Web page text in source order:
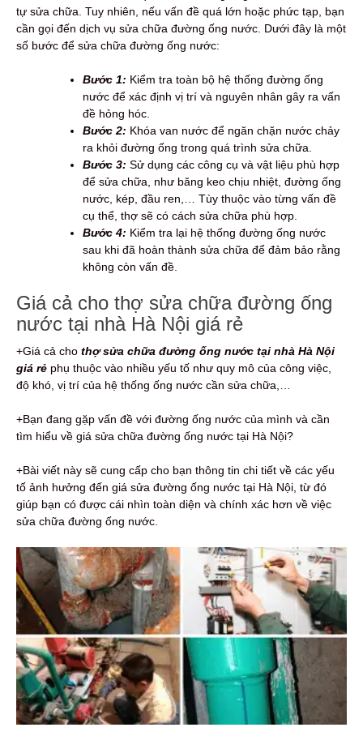
tự sửa chữa. Tuy nhiên, nếu vấn đề quá lớn hoặc phức tạp, bạn
cần gọi đến dịch vụ sửa chữa đường ống nước. Dưới đây là một
số bước để sửa chữa đường ống nước:
Bước 1: Kiểm tra toàn bộ hệ thống đường ống
nước để xác định vị trí và nguyên nhân gây ra vấn
đề hỏng hóc.
Bước 2: Khóa van nước để ngăn chặn nước chảy
ra khỏi đường ống trong quá trình sửa chữa.
Bước 3: Sử dụng các công cụ và vật liệu phù hợp
để sửa chữa, như băng keo chịu nhiệt, đường ống
nước, kép, đầu ren,… Tùy thuộc vào từng vấn đề
cụ thể, thợ sẽ có cách sửa chữa phù hợp.
Bước 4: Kiểm tra lại hệ thống đường ống nước
sau khi đã hoàn thành sửa chữa để đảm bảo rằng
không còn vấn đề.
Giá cả cho thợ sửa chữa đường ống
nước tại nhà Hà Nội giá rẻ
+Giá cả cho thợ sửa chữa đường ống nước tại nhà Hà Nội
giá rẻ phụ thuộc vào nhiều yếu tố như quy mô của công việc,
độ khó, vị trí của hệ thống ống nước cần sửa chữa,…
+Bạn đang gặp vấn đề với đường ống nước của mình và cần
tìm hiểu về giá sửa chữa đường ống nước tại Hà Nội?
+Bài viết này sẽ cung cấp cho bạn thông tin chi tiết về các yếu
tố ảnh hưởng đến giá sửa đường ống nước tại Hà Nội, từ đó
giúp bạn có được cái nhìn toàn diện và chính xác hơn về việc
sửa chữa đường ống nước.